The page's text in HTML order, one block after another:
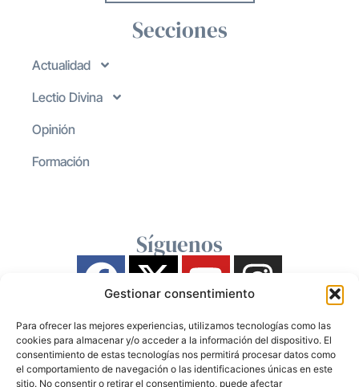
Gestionar consentimiento
Para ofrecer las mejores experiencias, utilizamos tecnologías como las
cookies para almacenar y/o acceder a la información del dispositivo. El
consentimiento de estas tecnologías nos permitirá procesar datos como
el comportamiento de navegación o las identificaciones únicas en este
sitio. No consentir o retirar el consentimiento, puede afectar
Secciones
Actualidad
Lectio Divina
Opinión
Formación
Síguenos